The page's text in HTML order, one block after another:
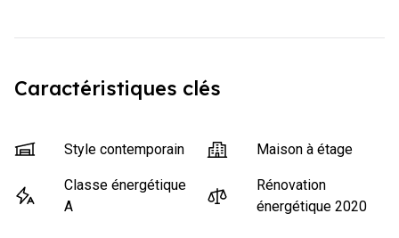
Caractéristiques clés
Style contemporain Maison à étage
Classe énergétique
A
Rénovation
énergétique 2020